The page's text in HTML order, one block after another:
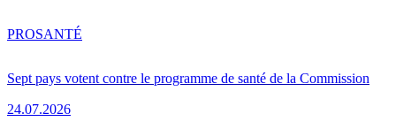
Sept pays votent contre le programme de santé de la Commission
24.07.2026
PROSANTÉ